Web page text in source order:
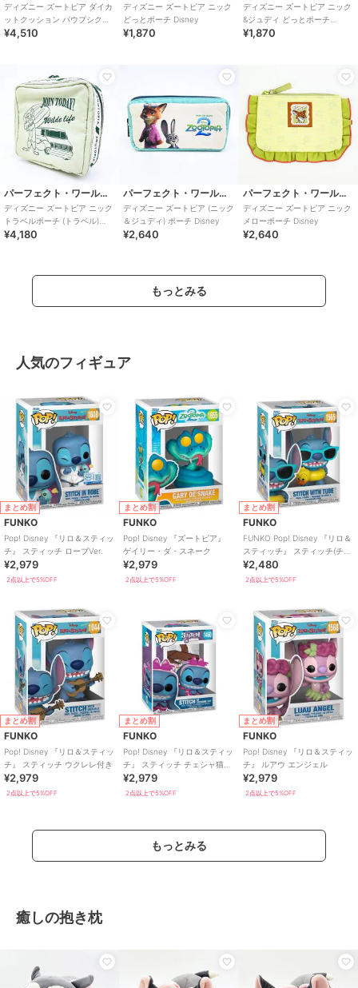
ディズニー ズートピア ダイカ
ットクッション パウプシクル
クッション Disney
¥4,510
ディズニー ズートピア ニック
どっとポーチ Disney
¥1,870
ディズニー ズートピア ニック
&ジュディ どっとポーチ
Disney
¥1,870
パーフェクト・ワールド・トーキョー
ディズニー ズートピア ニック
トラベルポーチ (トラベル)
Disney
¥4,180
パーフェクト・ワールド・トーキョー
ディズニー ズートピア (ニック
＆ジュディ) ポーチ Disney
¥2,640
パーフェクト・ワールド・トーキョー
ディズニー ズートピア ニック
メローポーチ Disney
¥2,640
もっとみる
人気のフィギュア
まとめ割
FUNKO
Pop! Disney 『リロ＆スティッ
チ』 スティッチ ローブVer.
¥2,979
2点以上で5%OFF
まとめ割
FUNKO
Pop! Disney 『ズートピア』
ゲイリー・ダ・スネーク
¥2,979
2点以上で5%OFF
まとめ割
FUNKO
FUNKO Pop! Disney 『リロ＆
スティッチ』 スティッチ(チュ
ーバー)
¥2,480
2点以上で5%OFF
まとめ割
FUNKO
Pop! Disney 『リロ＆スティッ
チ』 スティッチ ウクレレ付き
¥2,979
2点以上で5%OFF
まとめ割
FUNKO
Pop! Disney 『リロ＆スティッ
チ』 スティッチ チェシャ猫コ
スチュームVer.
¥2,979
2点以上で5%OFF
まとめ割
FUNKO
Pop! Disney 『リロ＆スティッ
チ』 ルアウ エンジェル
¥2,979
2点以上で5%OFF
もっとみる
癒しの抱き枕